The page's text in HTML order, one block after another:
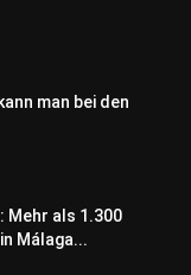
man bei den
Mehr als 1.300
Málaga...